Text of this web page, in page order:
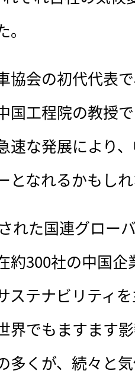
協会の初代代表
国工程院の教授
速な発展により
となれるかもし
れた国連グロー
約300社の中国
ステナビリティ
界でもますます
多くが、続々と